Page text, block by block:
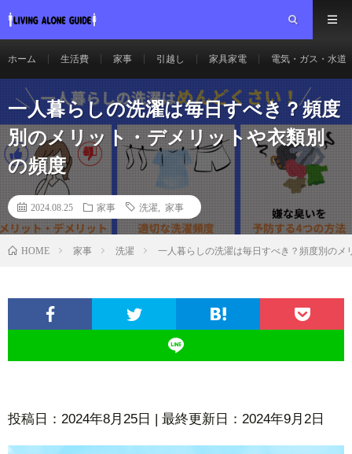
ホーム 生活費 家事 引越し 家具家電 電気・ガス・水道
一人暮らしの洗濯は毎日すべき？頻度
別のメリット・デメリットや衣類別
の頻度
2024.08.25 家事 洗濯 家事
HOME 家事 洗濯 一人暮らしの洗濯は毎日すべき？頻度別のメ
投稿日：2024年8月25日 | 最終更新日：2024年9月2日